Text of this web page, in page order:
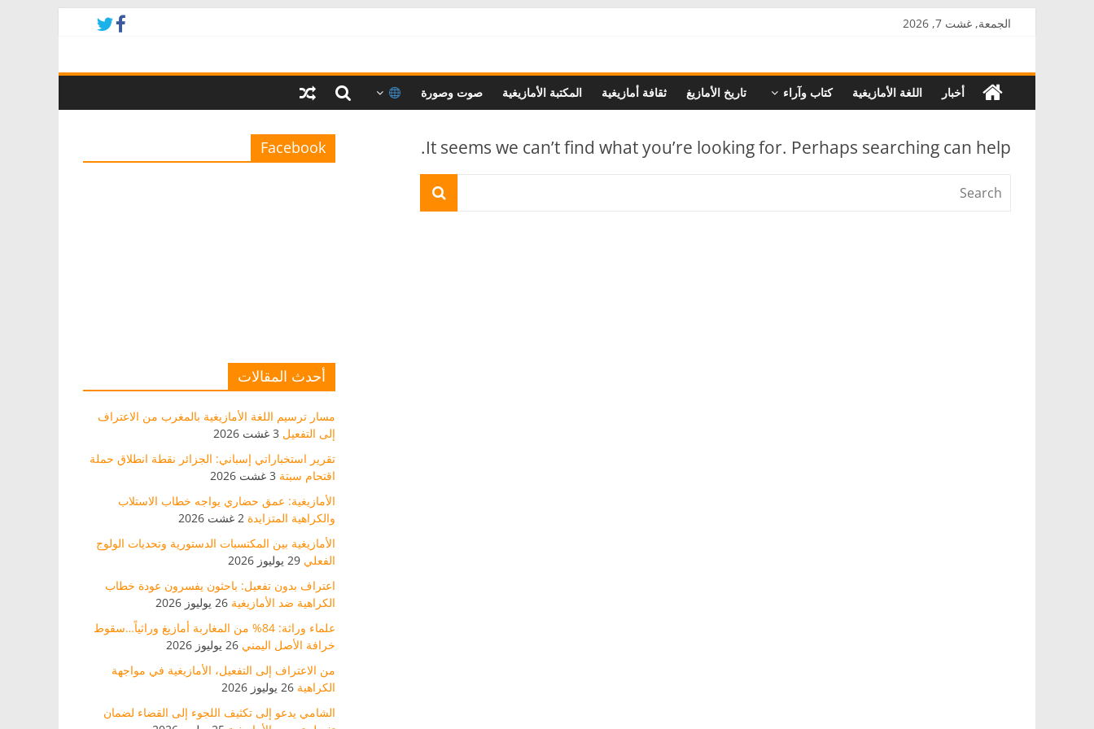
الجمعة, غشت 7, 2026
AkalPress
منبر
المغرب
أخبار اللغة الأمازيغية كتاب وآراء تاريخ الأمازيغ ثقافة أمازيغية المكتبة الأمازيغية صوت وصورة
It seems we can’t find what you’re looking for. Perhaps searching can help.
Facebook
أحدث المقالات
مسار ترسيم اللغة الأمازيغية بالمغرب من الاعتراف
إلى التفعيل 3 غشت 2026
تقرير استخباراتي إسباني: الجزائر نقطة انطلاق حملة
اقتحام سبتة 3 غشت 2026
الأمازيغية: عمق حضاري يواجه خطاب الاستلاب
والكراهية المتزايدة 2 غشت 2026
الأمازيغية بين المكتسبات الدستورية وتحديات الولوج
الفعلي 29 يوليوز 2026
اعتراف بدون تفعيل: باحثون يفسرون عودة خطاب
الكراهية ضد الأمازيغية 26 يوليوز 2026
علماء وراثة: 84% من المغاربة أمازيغ وراثياً…سقوط
خرافة الأصل اليمني 26 يوليوز 2026
من الاعتراف إلى التفعيل، الأمازيغية في مواجهة
الكراهية 26 يوليوز 2026
الشامي يدعو إلى تكثيف اللجوء إلى القضاء لضمان